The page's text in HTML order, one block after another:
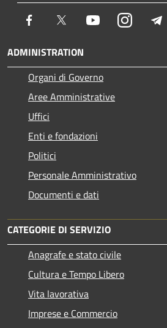
Facebook Twitter YoutubeInstagram
ADMINISTRATION
Organi di Governo
Aree Amministrative
Uffici
Enti e fondazioni
Politici
Personale Amministrativo
Documenti e dati
CATEGORIE DI SERVIZIO
Anagrafe e stato civile
Cultura e Tempo Libero
Vita lavorativa
Imprese e Commercio